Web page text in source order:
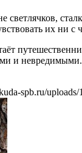
их ни
и
spb.ru/